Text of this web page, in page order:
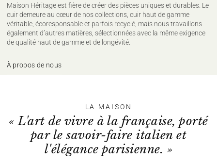
Maison Héritage est fière de créer des pièces uniques et durables. Le
cuir demeure au cœur de nos collections, cuir haut de gamme
véritable, écoresponsable et parfois recyclé, mais nous travaillons
également d’autres matières, sélectionnées avec la même exigence
de qualité haut de gamme et de longévité.
À propos de nous
LA MAISON
« L'art de vivre à la française, porté
par le savoir-faire italien et
l'élégance parisienne. »